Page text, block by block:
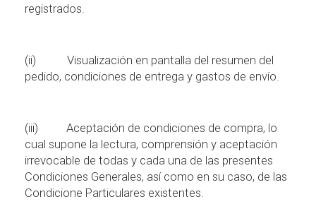
registrados.
(ii) Visualización en pantalla del resumen del
pedido, condiciones de entrega y gastos de envío.
(iii) Aceptación de condiciones de compra, lo
cual supone la lectura, comprensión y aceptación
irrevocable de todas y cada una de las presentes
Condiciones Generales, asícomo en su caso, de las
Condicione Particulares existentes.